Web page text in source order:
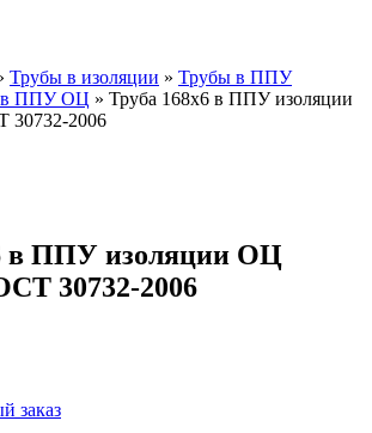
Трубы в изоляции » Трубы в ППУ
в ППУ ОЦ » Труба 168х6 в ППУ изоляции
30732-2006
в ППУ изоляции ОЦ
30732-2006
заказ